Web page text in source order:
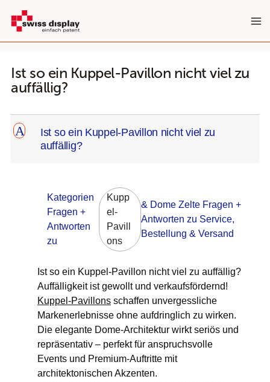
Inhalt
springen
Ist so ein Kuppel-Pavillon nicht viel zu
auffällig?
A
Ist so ein Kuppel-Pavillon nicht viel zu
auffällig?
Kategorien
Fragen +
Antworten
zu
Kupp
el-
Pavill
ons
& Dome Zelte Fragen +
Antworten zu Service,
Bestellung & Versand
Ist so ein Kuppel-Pavillon nicht viel zu auffällig?
Auffälligkeit ist gewollt und verkaufsfördernd!
Kuppel-Pavillons schaffen unvergessliche
Markenerlebnisse ohne aufdringlich zu wirken.
Die elegante Dome-Architektur wirkt seriös und
repräsentativ – perfekt für anspruchsvolle
Events und Premium-Auftritte mit
architektonischen Akzenten.